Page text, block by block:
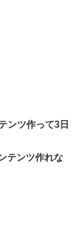
ンツ作って3日
テンツ作れな